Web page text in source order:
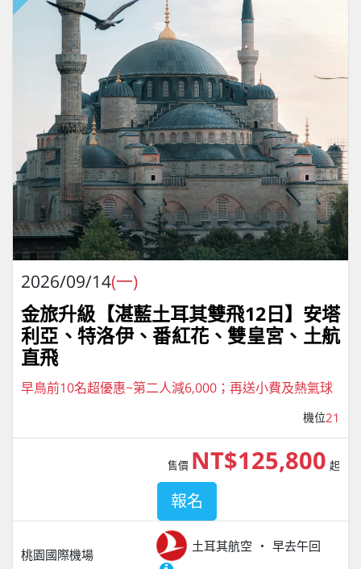
2026/09/14(一)
金旅升級【湛藍土耳其雙飛12日】安塔
利亞、特洛伊、番紅花、雙皇宮、土航
直飛
早鳥前10名超優惠~第二人減6,000；再送小費及熱氣球
機位21
桃園國際機場
土耳其航空 早去午回
售價 NT$125,800 起
報名